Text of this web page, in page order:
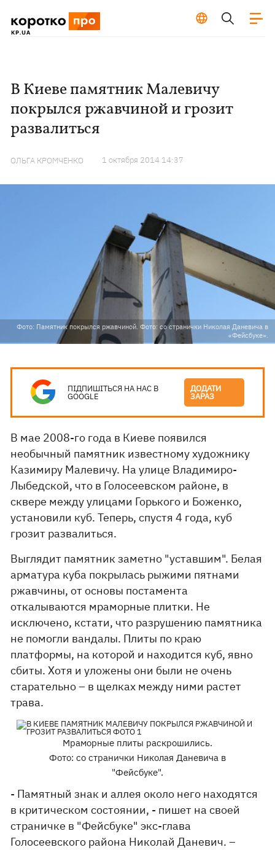
В Киеве памятник Малевичу
покрылся ржавчиной и грозит
развалиться
ОЛЬГА КРОМЧЕНКО 1 октября 2014 14:37
Фото: Памятник покрылся ржавчиной. Фото: со странички Николая Даневича в
«Фейсбуке».
ПІДПИШІТЬСЯ НА НАС В
GOOGLE
ДОДАТИ
ЗАРАЗ
В мае 2008-го года в Киеве появился
необычный памятник известному художнику
Казимиру Малевичу. На улице Владимиро-
Лыбедской, что в Голосеевском районе, в
сквере между улицами Горького и Боженко,
установили куб. Теперь, спустя 4 года, куб
грозит развалиться.
Выглядит памятник заметно "уставшим". Белая
арматура куба покрылась рыжими пятнами
ржавчины, от основы постамента
откалываются мраморные плитки. Не
исключено, кстати, что разрушению памятника
не помогли вандалы. Плиты по краю
платформы, на которой и находится куб, явно
сбиты. Хотя и уложены они были не очень
старательно – в щелках между ними растет
трава.
Мраморные плиты раскрошились.
Фото: со странички Николая Даневича в
"Фейсбуке".
- Памятный знак и аллея около него находятся
в критическом состоянии, - пишет на своей
страничке в "Фейсбуке" экс-глава
Голосеевского района Николай Даневич. –